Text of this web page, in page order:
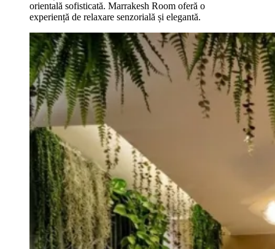
orientală sofisticată. Marrakesh Room oferă o
experiență de relaxare senzorială și elegantă.